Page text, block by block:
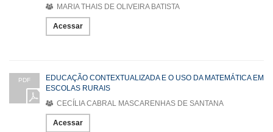
MARIA THAIS DE OLIVEIRA BATISTA
Acessar
PDF
EDUCAÇÃO CONTEXTUALIZADA E O USO DA MATEMÁTICA EM
ESCOLAS RURAIS
CECÍLIA CABRAL MASCARENHAS DE SANTANA
Acessar